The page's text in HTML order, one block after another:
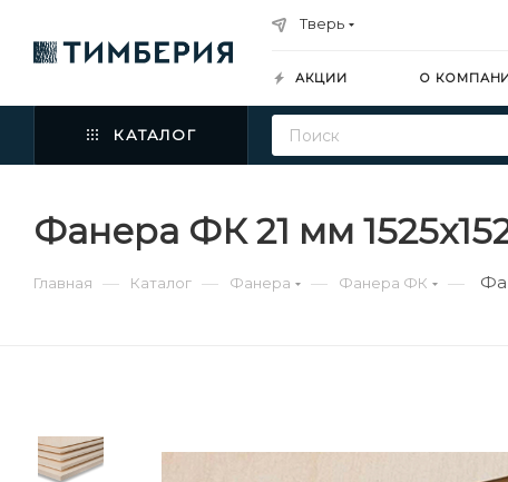
Тверь
АКЦИИ О
КАТАЛОГ
Фанера ФК 21 мм
Главная — Каталог — Фанера — Фанера ФК —